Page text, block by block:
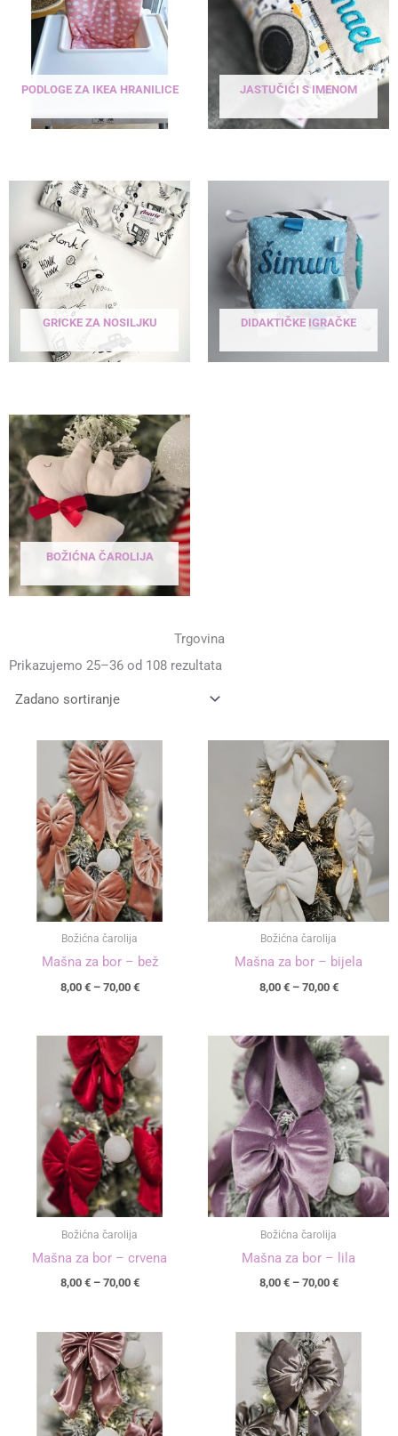
PODLOGE ZA IKEA HRANILICE JASTUČIĆI S IMENOM
GRICKE ZA NOSILJKU
18 PRODUCTS
DIDAKTIČKE IGRAČKE
BOŽIĆNA ČAROLIJA
Trgovina
Prikazujemo 25–36 od 108 rezultata
Božićna čarolija
Mašna za bor – bež
8,00 € – 70,00 €
8,00 €
do
70,00 €
Božićna čarolija
Mašna za bor – bijela
8,00 € – 70,00 €
Raspon
od
8,00 €
do
70,00 €
Božićna čarolija
Mašna za bor – crvena
8,00 € – 70,00 €
Raspon
od
8,00 €
do
70,00 €
Božićna čarolija
Mašna za bor – lila
8,00 € – 70,00 €
Raspon
cijena:
od
8,00 €
do
70,00 €
Raspon
od
8,00 €
do
70,00 €
cijena:
od
8,00 €
do
70,00 €